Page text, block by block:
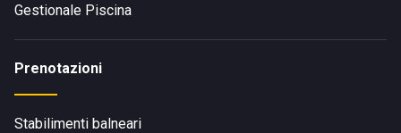
Gestionale Piscina
Prenotazioni
Stabilimenti balneari